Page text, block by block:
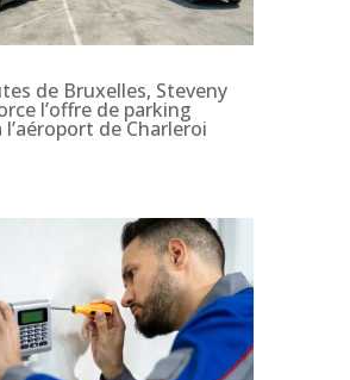
de Bruxelles, Steveny
l’offre de parking
l’aéroport de Charleroi